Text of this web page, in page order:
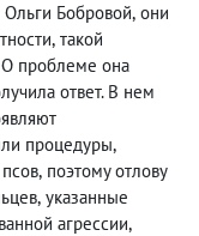
Бобровой, они
, такой
проблеме она
ответ. В нем
процедуры,
, поэтому отлову
, указанные
агрессии,